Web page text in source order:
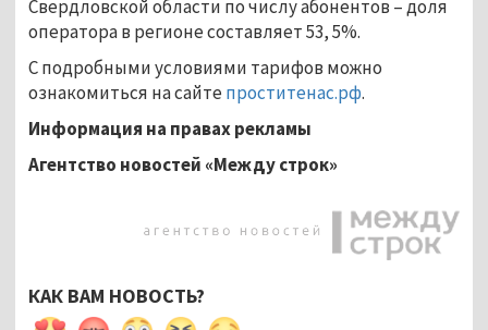
Свердловской области по числу абонентов – доля
оператора в регионе составляет 53, 5%.
С подробными условиями тарифов можно
ознакомиться на сайте проститенас.рф.
Информация на правах рекламы
Агентство новостей «Между строк»
КАК ВАМ НОВОСТЬ?